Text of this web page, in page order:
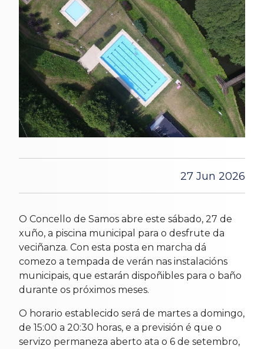
27 Jun 2026
O Concello de Samos abre este sábado, 27 de
xuño, a piscina municipal para o desfrute da
veciñanza. Con esta posta en marcha dá
comezo a tempada de verán nas instalacións
municipais, que estarán dispoñibles para o baño
durante os próximos meses.
O horario establecido será de martes a domingo,
de 15:00 a 20:30 horas, e a previsión é que o
servizo permaneza aberto ata o 6 de setembro,